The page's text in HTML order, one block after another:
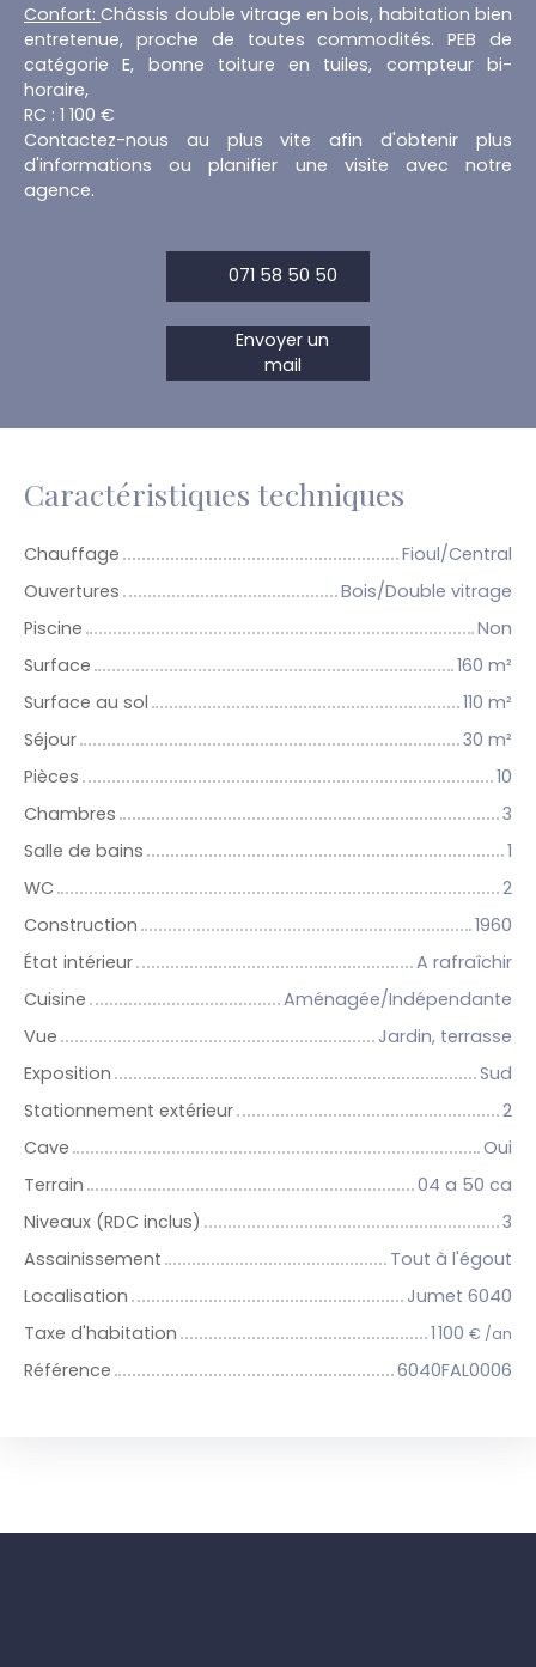
Confort:Châssis double vitrage en bois, habitation bien
entretenue, proche de toutes commodités. PEB de
catégorie E, bonne toiture en tuiles, compteur bi-
horaire,
RC : 1 100 €
Contactez-nous au plus vite afin d'obtenir plus
d'informations ou planifier une visite avec notre
agence.
071 58 50 50
Envoyer un
mail
Caractéristiques techniques
Chauffage
Fioul/Central
Ouvertures
Bois/Double vitrage
Piscine
Non
Surface
160 m²
Surface au sol
110 m²
Séjour
30 m²
Pièces
10
Chambres
3
Salle de bains
1
WC
2
Construction
1960
État intérieur
A rafraîchir
Cuisine
Aménagée/Indépendante
Vue
Jardin, terrasse
Exposition
Sud
Stationnement extérieur
2
Cave
Oui
Terrain
04 a 50 ca
Niveaux (RDC inclus)
3
Assainissement
Tout à l'égout
Localisation
Jumet 6040
Taxe d'habitation
1 100 € /an
Référence 6040FAL0006